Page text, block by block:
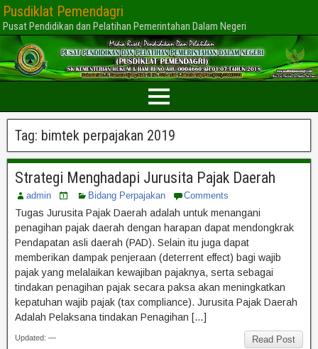
Pusdiklat Pemendagri
Pusat Pendidikan dan Pelatihan Pemerintahan Dalam Negeri
Tag: bimtek perpajakan 2019
Strategi Menghadapi Jurusita Pajak Daerah
admin Bidang Perpajakan Comments
Tugas Jurusita Pajak Daerah adalah untuk menangani
penagihan pajak daerah dengan harapan dapat mendongkrak
Pendapatan asli daerah (PAD). Selain itu juga dapat
memberikan dampak penjeraan (deterrent effect) bagi wajib
pajak yang melalaikan kewajiban pajaknya, serta sebagai
tindakan penagihan pajak secara paksa akan meningkatkan
kepatuhan wajib pajak (tax compliance). Jurusita Pajak Daerah
Adalah Pelaksana tindakan Penagihan […]
Read Post
Updated: —